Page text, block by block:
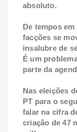
absoluto.
De tempos
facções se
insalubre de
É um
parte da
Nas eleições
PT para o
falar na cifra
criação de 47